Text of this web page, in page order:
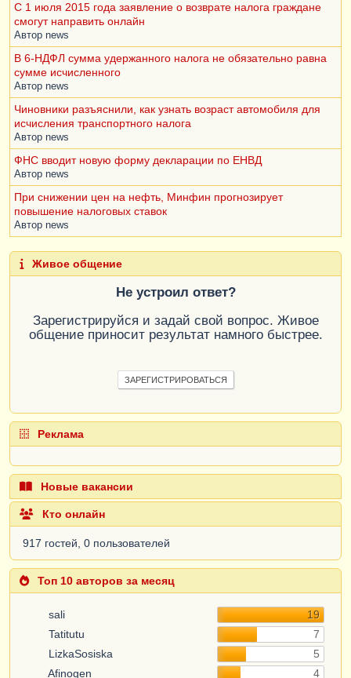
С 1 июля 2015 года заявление о возврате налога граждане
смогут направить онлайн
Автор news
В 6-НДФЛ сумма удержанного налога не обязательно равна
сумме исчисленного
Автор news
Чиновники разъяснили, как узнать возраст автомобиля для
исчисления транспортного налога
Автор news
ФНС вводит новую форму декларации по ЕНВД
Автор news
При снижении цен на нефть, Минфин прогнозирует
повышение налоговых ставок
Автор news
Живое общение
Не устроил ответ?
Зарегистрируйся и задай свой вопрос. Живое
общение приносит результат намного быстрее.
ЗАРЕГИСТРИРОВАТЬСЯ
Реклама
Новые вакансии
Кто онлайн
917 гостей, 0 пользователей
Топ 10 авторов за месяц
sali
19
Tatitutu
7
LizkaSosiska
5
Afinogen
4